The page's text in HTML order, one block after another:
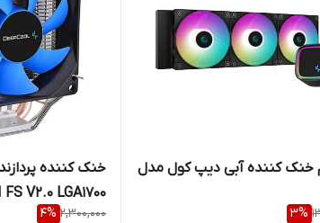
کننده آبی دیپ کول مدل
3%
خنک کننده
V2.0 LGA1700
2,300,000
4%